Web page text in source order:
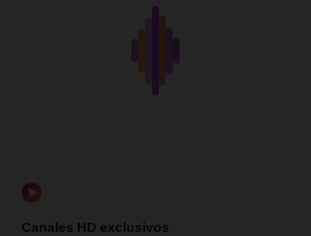
Canales HD exclusivos